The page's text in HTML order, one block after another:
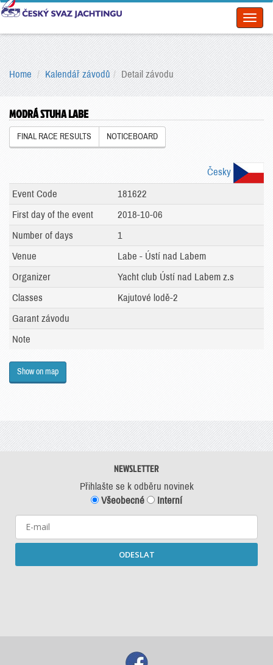
Home Kalendář závodů Detail závodu
MODRÁ STUHA LABE
FINAL RACE RESULTS NOTICEBOARD
Česky
Event Code
181622
First day of the event
2018-10-06
Number of days
1
Venue
Labe - Ústí nad Labem
Organizer
Yacht club Ústí nad Labem z.s
Classes
Kajutové lodě-2
Garant závodu
Note
Show on map
NEWSLETTER
Přihlašte se k odběru novinek
Všeobecné
Interní
ODESLAT